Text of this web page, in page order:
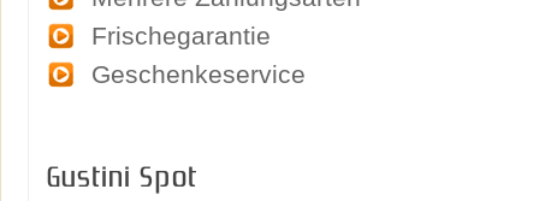
Frischegarantie
Geschenkeservice
Gustini Spot